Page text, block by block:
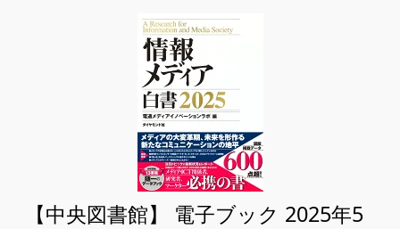
【中央図書館】 電子ブック 2025年5